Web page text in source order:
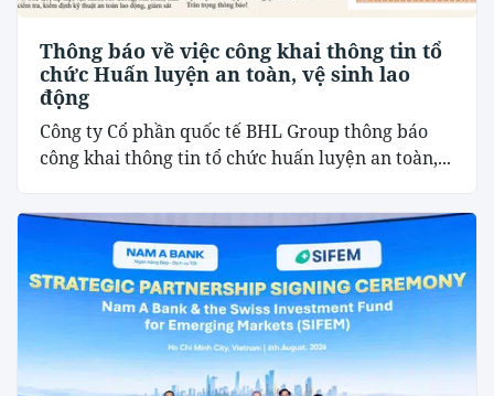
Thông báo về việc công khai thông tin tổ
chức Huấn luyện an toàn, vệ sinh lao
động
Công ty Cổ phần quốc tế BHL Group thông báo
công khai thông tin tổ chức huấn luyện an toàn,...